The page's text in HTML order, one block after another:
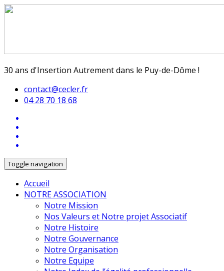
30 ans d'Insertion Autrement dans le Puy-de-Dôme !
contact@cecler.fr
04 28 70 18 68
Toggle navigation
Accueil
NOTRE ASSOCIATION
Notre Mission
Nos Valeurs et Notre projet Associatif
Notre Histoire
Notre Gouvernance
Notre Organisation
Notre Equipe